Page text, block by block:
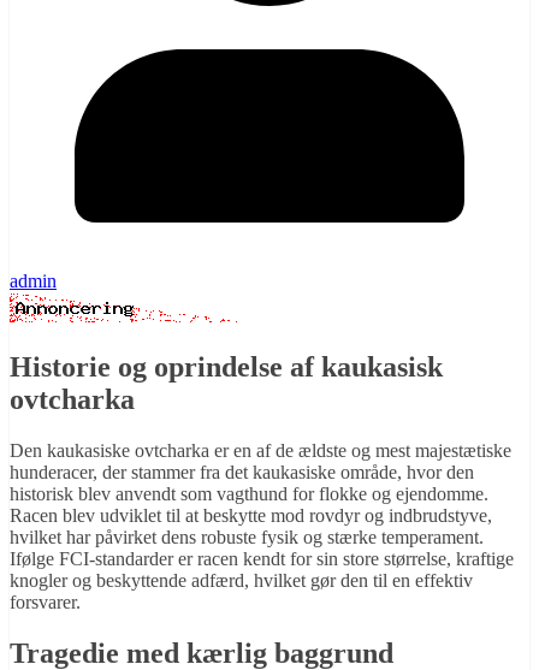
admin
Historie og oprindelse af kaukasisk
ovtcharka
Den kaukasiske ovtcharka er en af de ældste og mest majestætiske
hunderacer, der stammer fra det kaukasiske område, hvor den
historisk blev anvendt som vagthund for flokke og ejendomme.
Racen blev udviklet til at beskytte mod rovdyr og indbrudstyve,
hvilket har påvirket dens robuste fysik og stærke temperament.
Ifølge FCI-standarder er racen kendt for sin store størrelse, kraftige
knogler og beskyttende adfærd, hvilket gør den til en effektiv
forsvarer.
Tragedie med kærlig baggrund